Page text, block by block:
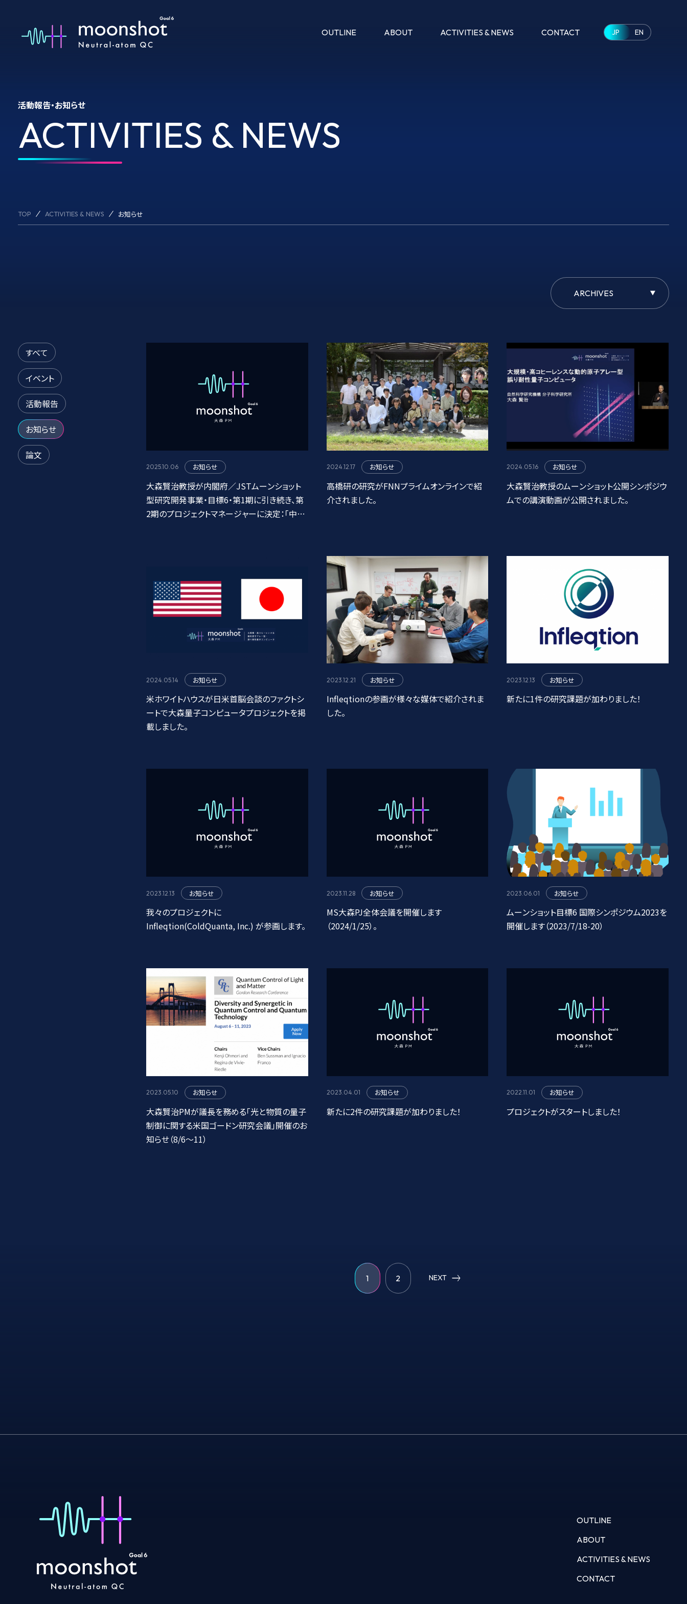
OUTLINE ABOUT ACTIVITIES& NEWS CONTACT JP EN
活動報告・お知らせ
ACTIVITIES & NEWS
ACTIVITIES & NEWS
TOP ACTIVITIES & NEWS お知らせ
すべて
イベント
活動報告
お知らせ
論文
2025.10.06 お知らせ
大森賢治教授が内閣府／JSTムーンショット
型研究開発事業・目標6・第1期に引き続き、第
2期のプロジェクトマネージャーに決定：「中性
2024.12.17 お知らせ
高橋研の研究がFNNプライムオンラインで紹
介されました。
2024.05.16 お知らせ
大森賢治教授のムーンショット公開シンポジウ
ムでの講演動画が公開されました。
2024.05.14 お知らせ
米ホワイトハウスが日米首脳会談のファクトシ
ートで大森量子コンピュータプロジェクトを掲
載しました。
2023.12.21 お知らせ
Infleqtionの参画が様々な媒体で紹介されま
した。
2023.12.13 お知らせ
新たに1件の研究課題が加わりました！
2023.12.13 お知らせ
我々のプロジェクトに
Infleqtion(ColdQuanta, Inc.) が参画します。
2023.11.28 お知らせ
MS大森PJ全体会議を開催します
（2024/1/25）。
2023.06.01 お知らせ
ムーンショット目標6 国際シンポジウム2023を
開催します（2023/7/18-20）
2023.05.10 お知らせ
大森賢治PMが議長を務める「光と物質の量子
制御に関する米国ゴードン研究会議」開催のお
知らせ（8/6～11）
2023.04.01 お知らせ
新たに2件の研究課題が加わりました！
2022.11.01 お知らせ
プロジェクトがスタートしました！
1 2 NEXT
OUTLINE
ABOUT
ACTIVITIES & NEWS
CONTACT